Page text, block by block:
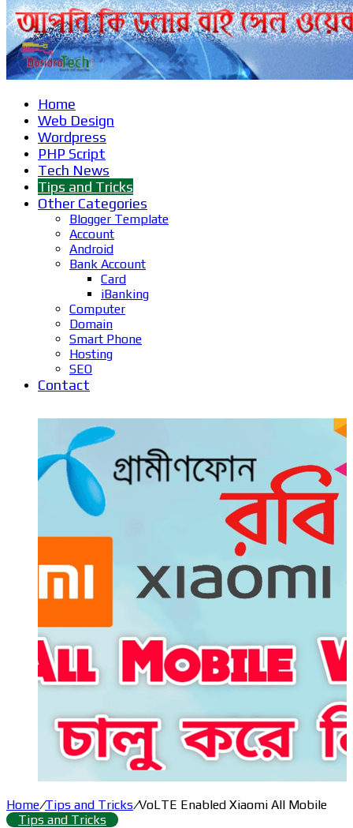
Home
Web Design
Wordpress
PHP Script
Tech News
Tips and Tricks
Other Categories
Blogger Template
Account
Android
Bank Account
Card
iBanking
Computer
Domain
Smart Phone
Hosting
SEO
Contact
Home/Tips and Tricks/VoLTE Enabled Xiaomi All Mobile
Tips and Tricks